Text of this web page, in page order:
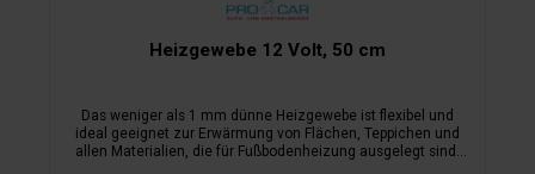
Heizgewebe 12 Volt, 50 cm
Das weniger als 1 mm dünne Heizgewebe ist flexibel und
ideal geeignet zur Erwärmung von Flächen, Teppichen und
allen Materialien, die für Fußbodenheizung ausgelegt sind.